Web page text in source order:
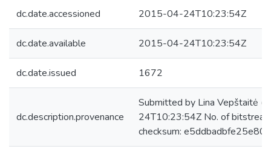
dc.date.accessioned 2015-04-24T10:23:54Z
dc.date.available 2015-04-24T10:23:54Z
dc.date.issued 1672
dc.description.provenance
Submitted by Lina Vepštaitė
24T10:23:54Z No. of
checksum: